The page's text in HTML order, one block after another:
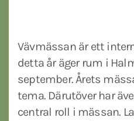
Vävmässan är ett
detta år äger rum i
september. Årets
tema. Därutöver har
central roll i mässan.